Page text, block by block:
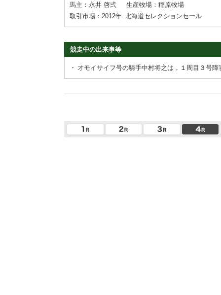
馬主：永井 啓弍
生産牧場：稲原牧場
取引市場：2012年 北海道セレクションセール
競走中の出来事等
・ オモイサイフ号の騎手中村将之は，１周目３号